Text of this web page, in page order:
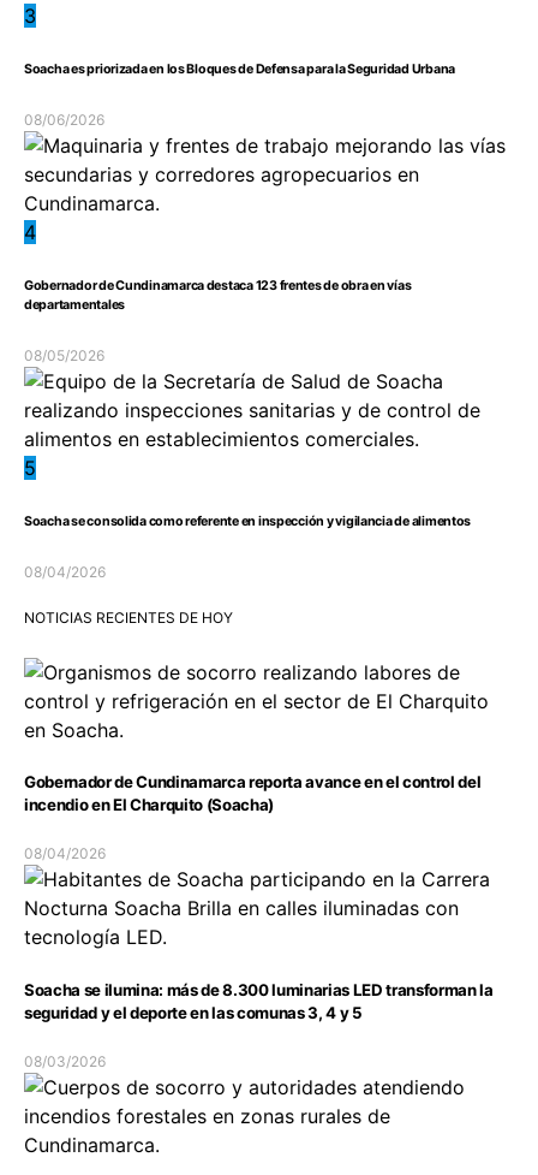
3
Soacha es priorizada en los Bloques de Defensa para la Seguridad Urbana
08/06/2026
4
Gobernador de Cundinamarca destaca 123 frentes de obra en vías
departamentales
08/05/2026
5
Soacha se consolida como referente en inspección y vigilancia de alimentos
08/04/2026
NOTICIAS RECIENTES DE HOY
Gobernador de Cundinamarca reporta avance en el control del
incendio en El Charquito (Soacha)
08/04/2026
Soacha se ilumina: más de 8.300 luminarias LED transforman la
seguridad y el deporte en las comunas 3, 4 y 5
08/03/2026